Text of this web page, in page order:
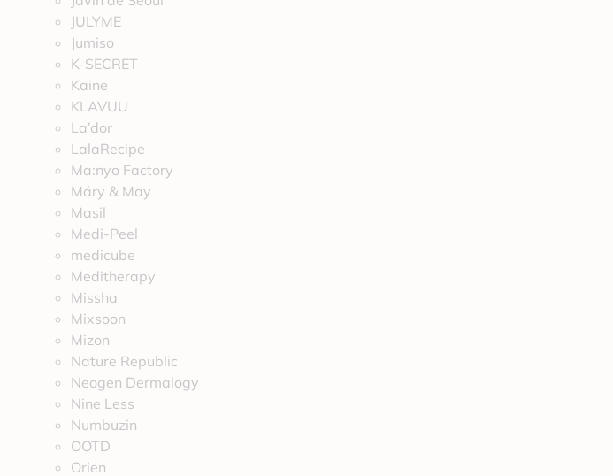
JULYME
Jumiso
K-SECRET
Kaine
KLAVUU
La’dor
LalaRecipe
Ma:nyo Factory
Máry & May
Masil
Medi-Peel
medicube
Meditherapy
Missha
Mixsoon
Mizon
Nature Republic
Neogen Dermalogy
Nine Less
Numbuzin
OOTD
Orien